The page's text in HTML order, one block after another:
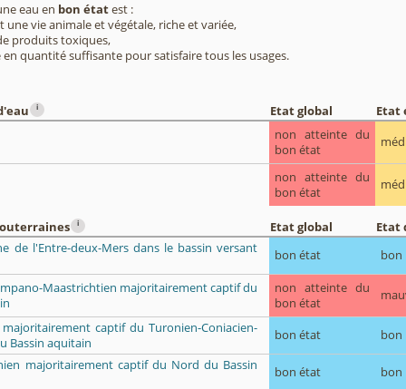
eau en bon étatest :
une vie animale et végétale, riche et variée,
produits toxiques,
quantité suffisante pour satisfaire tous les usages.
i Etat global
Etat
non atteinte du
bon état
non atteinte du
bon état
i Etat global
Etat
de l'Entre-deux-Mers dans le bassin versant
bon état bon
Maastrichtien majoritairement captif du
non atteinte du
bon état
captif du Turonien-Coniacien-
Bassin aquitain
bon état
bon
majoritairement captif du Nord du Bassin
bon état
bon